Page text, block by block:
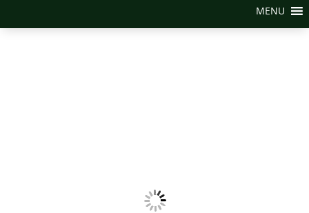
MENU